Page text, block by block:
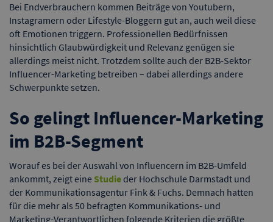
Bei Endverbrauchern kommen Beiträge von Youtubern,
Instagramern oder Lifestyle-Bloggern gut an, auch weil diese
oft Emotionen triggern. Professionellen Bedürfnissen
hinsichtlich Glaubwürdigkeit und Relevanz genügen sie
allerdings meist nicht. Trotzdem sollte auch der B2B-Sektor
Influencer-Marketing betreiben – dabei allerdings andere
Schwerpunkte setzen.
So gelingt Influencer-Marketing
im B2B-Segment
Worauf es bei der Auswahl von Influencern im B2B-Umfeld
ankommt, zeigt eine Studieder Hochschule Darmstadt und
der Kommunikationsagentur Fink & Fuchs. Demnach hatten
für die mehr als 50 befragten Kommunikations- und
Marketing-Verantwortlichen folgende Kriterien die größte